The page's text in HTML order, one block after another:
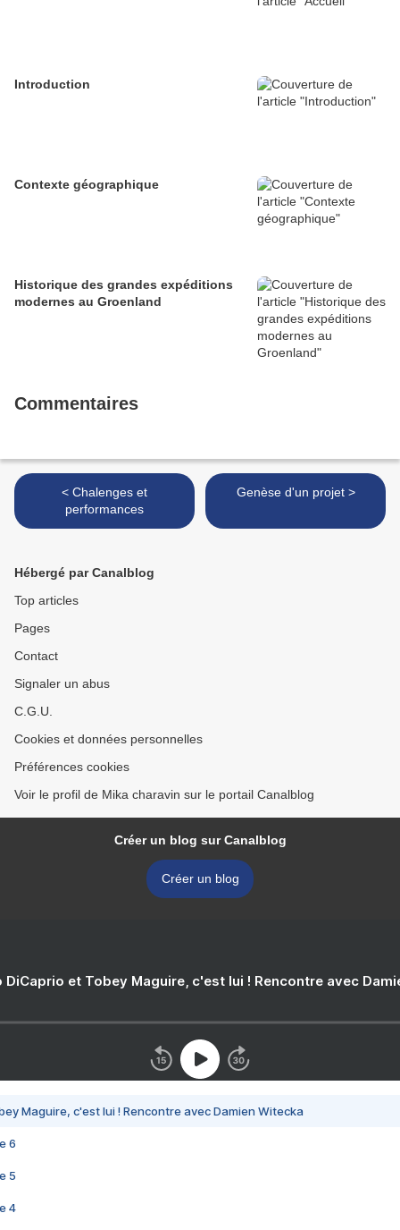
Introduction
Contexte géographique
Historique des grandes expéditions
modernes au Groenland
Commentaires
< Chalenges et
performances
Genèse d'un projet >
Hébergé par Canalblog
Top articles
Pages
Contact
Signaler un abus
C.G.U.
Cookies et données personnelles
Préférences cookies
Voir le profil de Mika charavin sur le portail Canalblog
Créer un blog sur Canalblog
Créer un blog
DiCaprio et Tobey Maguire, c'est lui ! Rencontre avec
Maguire, c'est lui ! Rencontre avec Damien Witecka
6
5
4